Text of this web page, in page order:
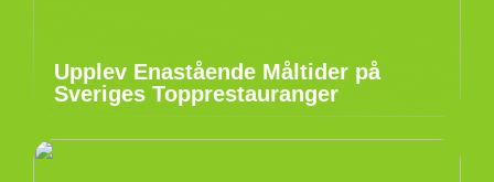
Upplev Enastående Måltider på
Sveriges Topprestauranger